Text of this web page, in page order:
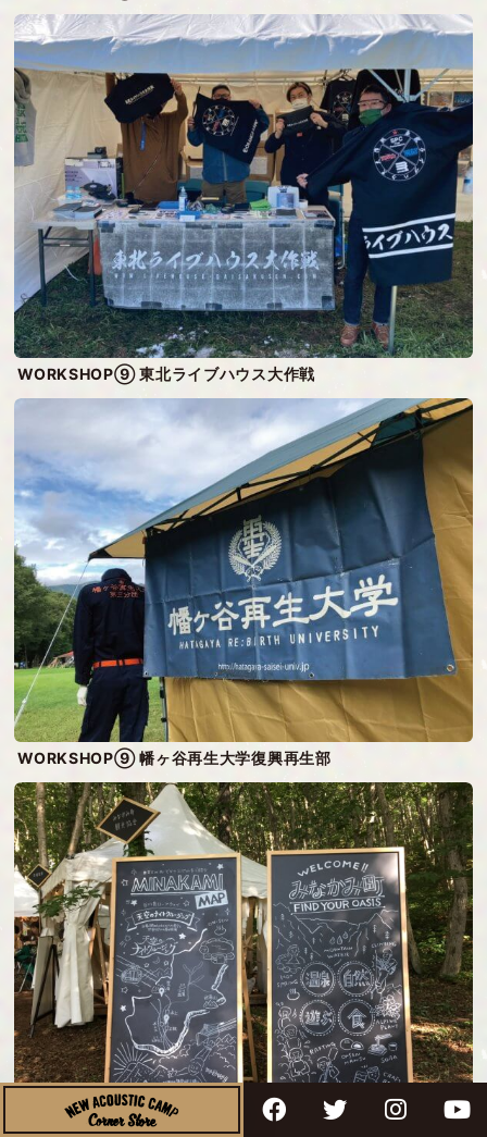
WORKSHOP⑨ 東北ライブハウス大作戦
WORKSHOP⑨ 幡ヶ谷再生大学復興再生部